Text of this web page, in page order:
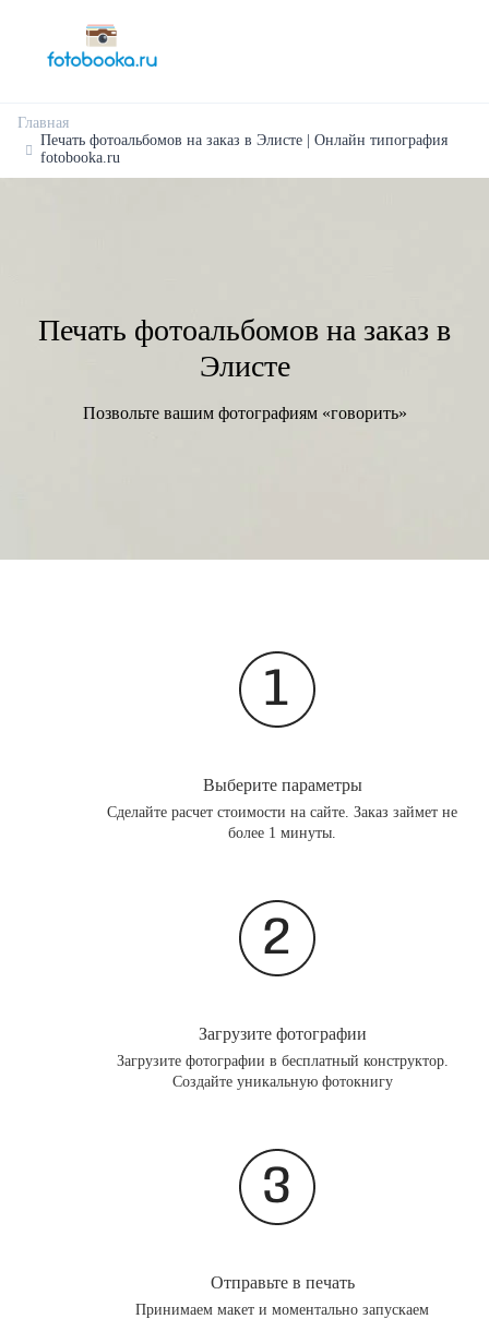
Главная
Печать фотоальбомов на заказ в Элисте | Онлайн типография
fotobooka.ru
Печать фотоальбомов на заказ в
Элисте
Позвольте вашим фотографиям «говорить»
Выберите параметры
Сделайте расчет стоимости на сайте. Заказ займет не
более 1 минуты.
Загрузите фотографии
Загрузите фотографии в бесплатный конструктор.
Создайте уникальную фотокнигу
Отправьте в печать
Принимаем макет и моментально запускаем